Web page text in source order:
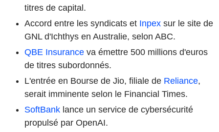
titres de capital.
Accord entre les syndicats et Inpex sur le site de
GNL d'Ichthys en Australie, selon ABC.
QBE Insurance va émettre 500 millions d'euros
de titres subordonnés.
L'entrée en Bourse de Jio, filiale de Reliance,
serait imminente selon le Financial Times.
SoftBank lance un service de cybersécurité
propulsé par OpenAI.